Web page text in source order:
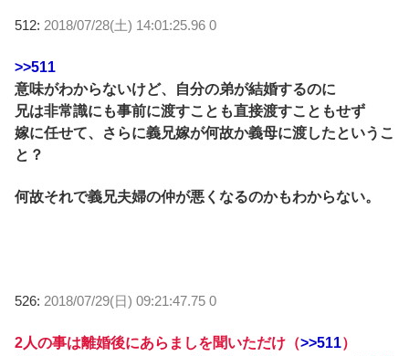
512: 2018/07/28(土) 14:01:25.96 0
>>511
意味がわからないけど、自分の弟が結婚するのに
兄は非常識にも事前に渡すことも直接渡すこともせず
嫁に任せて、さらに義兄嫁が何故か義母に渡したというこ
と？
何故それで義兄夫婦の仲が悪くなるのかもわからない。
526: 2018/07/29(日) 09:21:47.75 0
2人の事は離婚後にあらましを聞いただけ（>>511）